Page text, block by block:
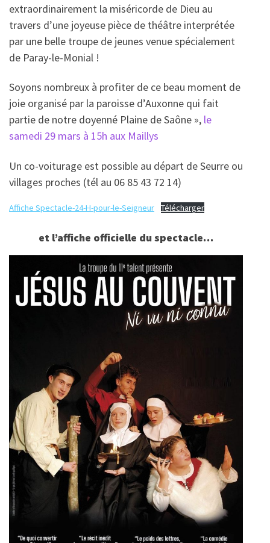
extraordinairement la miséricorde de Dieu au
travers d’une joyeuse pièce de théâtre interprétée
par une belle troupe de jeunes venue spécialement
de Paray-le-Monial !
Soyons nombreux à profiter de ce beau moment de
joie organisé par la paroisse d’Auxonne qui fait
partie de notre doyenné Plaine de Saône », le
samedi 29 mars à 15h aux Maillys
Un co-voiturage est possible au départ de Seurre ou
villages proches (tél au 06 85 43 72 14)
Affiche Spectacle-24-H-pour-le-Seigneur Télécharger
et l’affiche officielle du spectacle…